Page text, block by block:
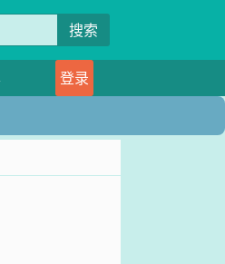
搜索
登录